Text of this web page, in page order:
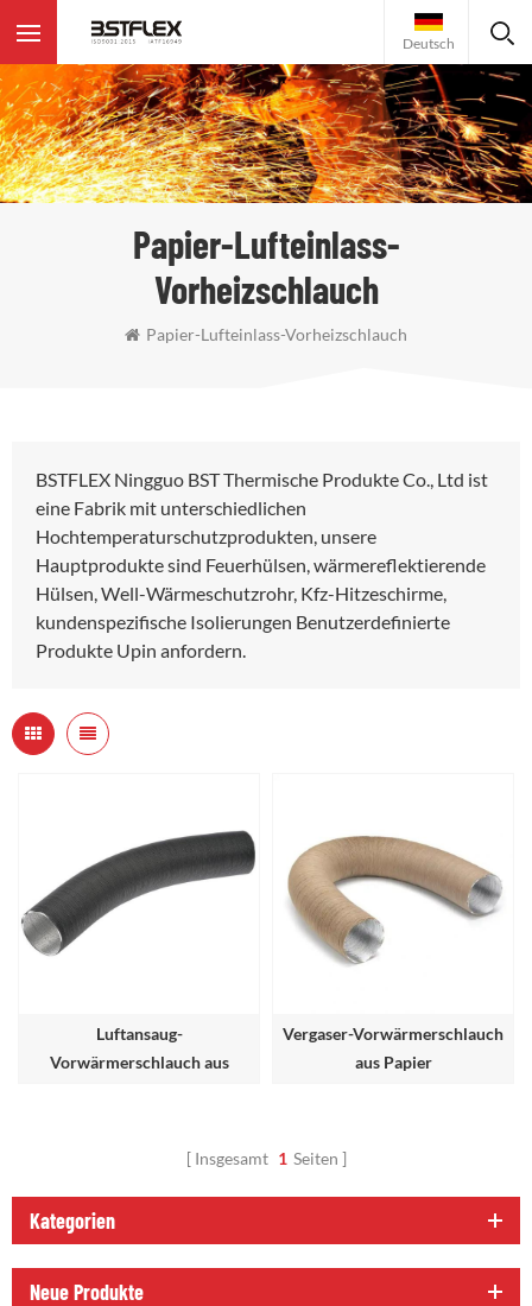
Deutsch
Papier-Lufteinlass-
Vorheizschlauch
Papier-Lufteinlass-Vorheizschlauch
BSTFLEX Ningguo BST Thermische Produkte Co., Ltd ist
eine Fabrik mit unterschiedlichen
Hochtemperaturschutzprodukten, unsere
Hauptprodukte sind Feuerhülsen, wärmereflektierende
Hülsen, Well-Wärmeschutzrohr, Kfz-Hitzeschirme,
kundenspezifische Isolierungen Benutzerdefinierte
Produkte Upin anfordern.
Luftansaug-
Vorwärmerschlauch aus
Vergaser-Vorwärmerschlauch
aus Papier
Insgesamt 1 Seiten
Kategorien
Neue Produkte